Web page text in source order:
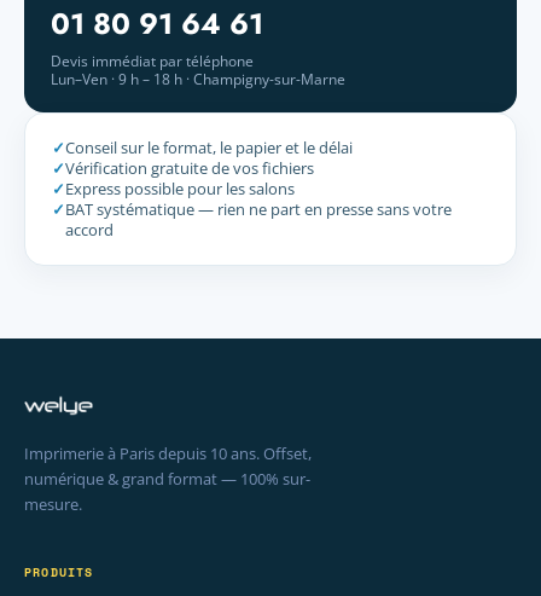
01 80 91 64 61
Devis immédiat par téléphone
Lun–Ven · 9 h – 18 h · Champigny-sur-Marne
✓Conseil sur le format, le papier et le délai
✓Vérification gratuite de vos fichiers
✓Express possible pour les salons
✓BAT systématique — rien ne part en presse sans votre
accord
Imprimerie à Paris depuis 10 ans. Offset,
numérique & grand format — 100% sur-
mesure.
PRODUITS